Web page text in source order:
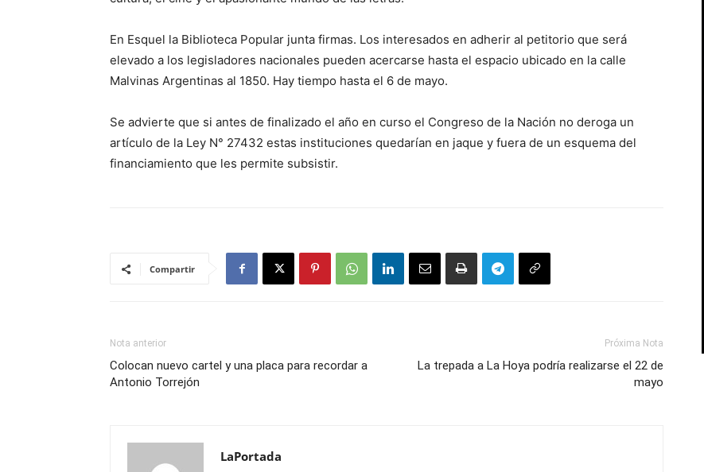
En Esquel la Biblioteca Popular junta firmas. Los interesados en adherir al petitorio que será
elevado a los legisladores nacionales pueden acercarse hasta el espacio ubicado en la calle
Malvinas Argentinas al 1850. Hay tiempo hasta el 6 de mayo.
Se advierte que si antes de finalizado el año en curso el Congreso de la Nación no deroga un
artículo de la Ley N° 27432 estas instituciones quedarían en jaque y fuera de un esquema del
financiamiento que les permite subsistir.
Compartir
Nota anterior
Colocan nuevo cartel y una placa para recordar a
Antonio Torrejón
Próxima Nota
La trepada a La Hoya podría realizarse el 22 de
mayo
LaPortada